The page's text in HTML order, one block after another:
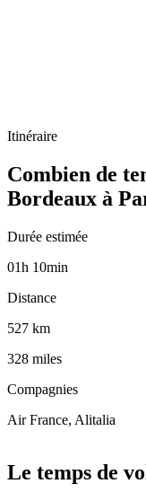
Itinéraire
Combien de
Bordeaux à
Durée estimée
01h 10min
Distance
527 km
328 miles
Compagnies
Air France, Alitalia
+
Le temps de